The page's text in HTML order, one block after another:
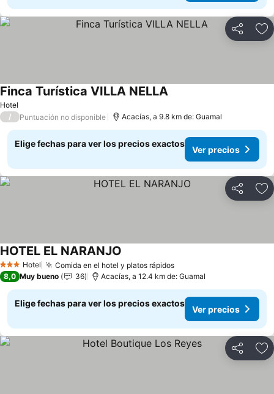
Compartir
Hotel
Finca Turística VILLA NELLA
/ Puntuación no disponible Acacías, a 9.8 km de: Guamal
Elige fechas para ver los precios exactos
Ver precios
Compartir
3 Estrellas
Hotel Comida en el hotel y platos rápidos
HOTEL EL NARANJO
8,0 Muy bueno 36 Acacías, a 12.4 km de: Guamal
Elige fechas para ver los precios exactos
Ver precios
Compartir